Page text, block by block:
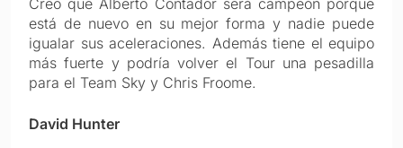
está de nuevo en su mejor forma y nadie puede
igualar sus aceleraciones. Además tiene el equipo
más fuerte y podría volver el Tour una pesadilla
para el Team Sky y Chris Froome.
David Hunter